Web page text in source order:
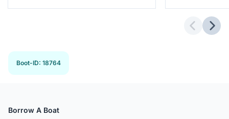
Boot-ID: 18764
Borrow A Boat